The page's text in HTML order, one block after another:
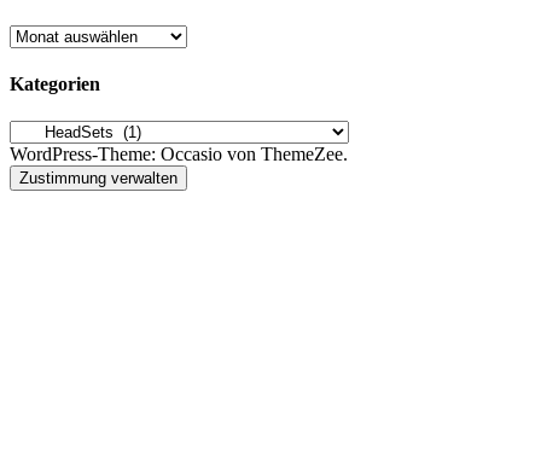
Archiv
Kategorien
Kategorien
WordPress-Theme: Occasio von ThemeZee.
Zustimmung verwalten